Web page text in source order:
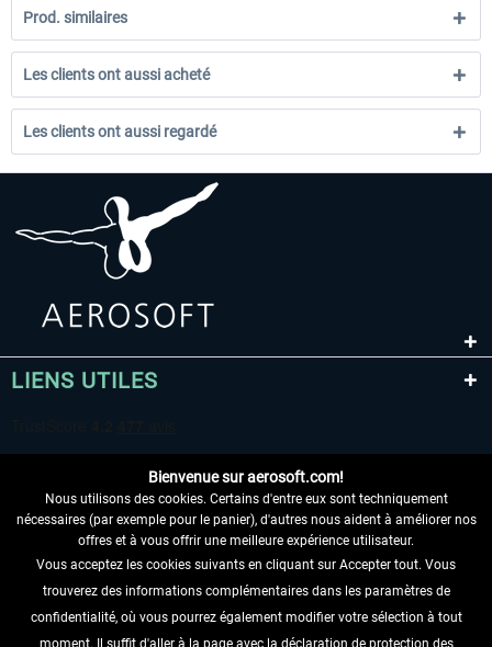
Prod. similaires
Les clients ont aussi acheté
Les clients ont aussi regardé
LIENS UTILES
RENONCER AU CONTRAT ICI
INFORMATIONS
Bienvenue sur aerosoft.com!
Nous utilisons des cookies. Certains d'entre eux sont techniquement
nécessaires (par exemple pour le panier), d'autres nous aident à améliorer nos
offres et à vous offrir une meilleure expérience utilisateur.
Vous acceptez les cookies suivants en cliquant sur Accepter tout. Vous
trouverez des informations complémentaires dans les paramètres de
confidentialité, où vous pourrez également modifier votre sélection à tout
moment. Il suffit d'aller à la page avec la déclaration de protection des